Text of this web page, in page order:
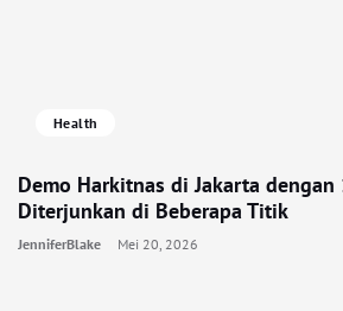
Health
Demo Harkitnas di Jakarta
Diterjunkan di Beberapa Titik
JenniferBlake Mei 20, 2026